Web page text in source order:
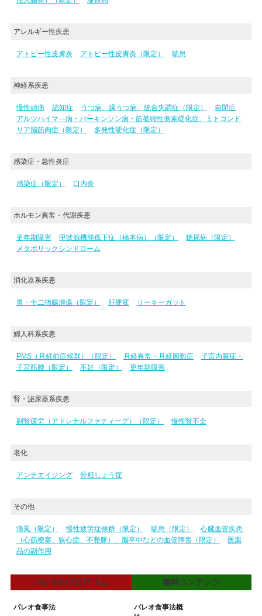
アレルギー性疾患
アトピー性皮膚炎 アトピー性皮膚炎（限定） 喘息
神経系疾患
慢性頭痛 認知症 うつ病、躁うつ病、統合失調症（限定）
自閉症
アルツハイマ―病・パーキンソン病・筋萎縮性側索硬化症、ミトコンド
リア脳筋肉症（限定）
多発性硬化症（限定）
感染症・急性炎症
感染症（限定） 口内炎
ホルモン異常・代謝疾患
更年期障害 甲状腺機能低下症（橋本病）（限定）
糖尿病（限定）
メタボリックシンドローム
消化器系疾患
胃・十二指腸潰瘍（限定） 肝硬変 リーキーガット
婦人科系疾患
PMS（月経前症候群）（限定） 月経異常・月経困難症
子宮内膜症・
子宮筋腫（限定）
不妊（限定） 更年期障害
腎・泌尿器系疾患
副腎疲労（アドレナルファティーグ）（限定） 慢性腎不全
老化
アンチエイジング 骨粗しょう症
その他
痛風（限定） 慢性疲労症候群（限定） 喘息（限定）
心臓血管疾患
（心筋梗塞、狭心症、不整脈）、脳卒中などの血管障害（限定）
医薬
品の副作用
パレオのプログラム
パレオ食事法
無料コンテンツ
パレオ食事法概